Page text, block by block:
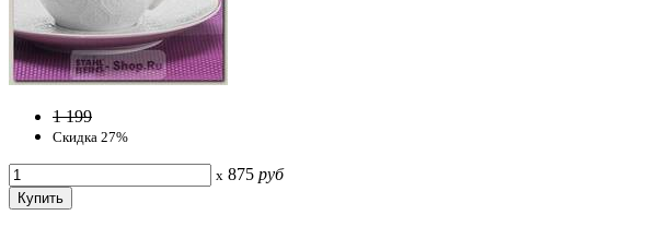
1 199
Скидка 27%
x 875 руб